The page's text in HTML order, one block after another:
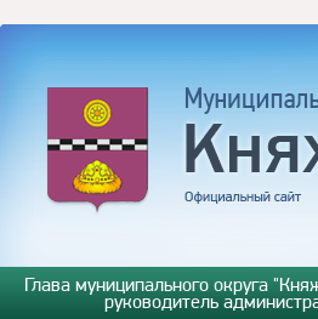
Глава муниципального округа
руководитель